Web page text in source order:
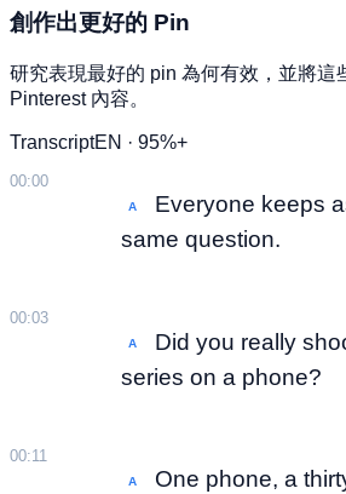
創作出更好的 Pin
研究表現最好的 pin 為何有效，並將這
Pinterest 內容。
TranscriptEN · 95%+
00:00
A
Everyone keeps
same question.
00:03
A
Did you really
series on a phone?
00:11
A
One phone, a